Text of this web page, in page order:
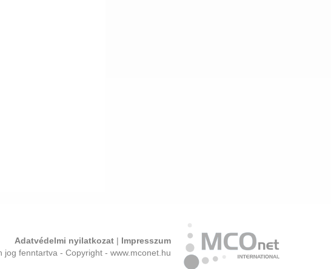
Adatvédelmi nyilatkozat | Impresszum
jog fenntartva - Copyright - www.mconet.hu